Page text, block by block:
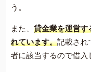
う。
また、 貸金業を運営す
れています。記載され
者に該当するので借入